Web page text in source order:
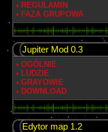
REGULAMIN
FAZA GRUPOWA
Jupiter Mod 0.3
OGÓLNIE
LUDZIE
GRAYOWIE
DOWNLOAD
Edytor map 1.2